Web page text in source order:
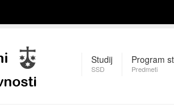
Studij
SSD
Program
Predmeti